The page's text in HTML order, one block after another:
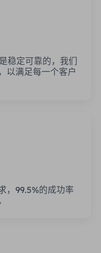
稳定可靠的，我们
以满足每一个客户
，99.5%的成功率